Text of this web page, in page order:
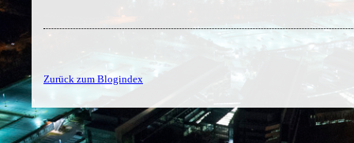
Zurück zum Blogindex